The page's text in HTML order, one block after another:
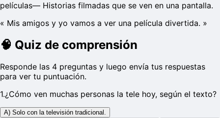
películas— Historias filmadas que se ven en una pantalla.
« Mis amigos y yo vamos a ver una película divertida. »
🧠 Quiz de comprensión
Responde las 4 preguntas y luego envía tus respuestas
para ver tu puntuación.
1.¿Cómo ven muchas personas la tele hoy, según el texto?
A) Solo con la televisión tradicional.